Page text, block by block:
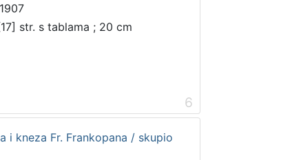
str. s tablama ; 20 cm
6
i kneza Fr. Frankopana / skupio